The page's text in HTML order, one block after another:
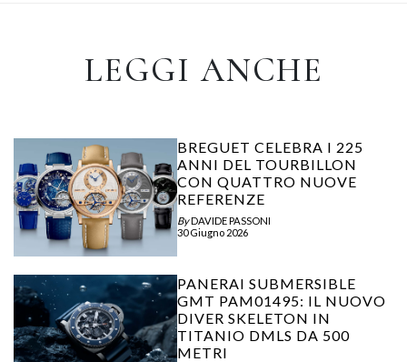
LEGGI ANCHE
BREGUET CELEBRA I 225
ANNI DEL TOURBILLON
CON QUATTRO NUOVE
REFERENZE
ByDAVIDE PASSONI
30 Giugno 2026
PANERAI SUBMERSIBLE
GMT PAM01495: IL NUOVO
DIVER SKELETON IN
TITANIO DMLS DA 500
METRI